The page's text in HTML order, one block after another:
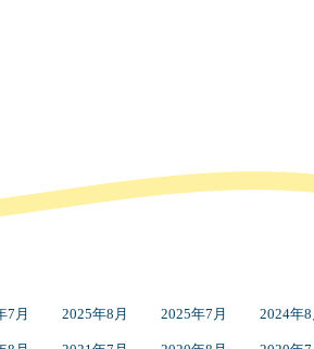
7月 2025年8月 2025年7月 2024年8